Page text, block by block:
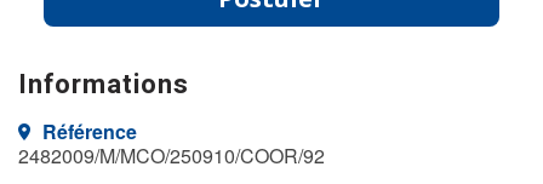
Informations
Référence
2482009/M/MCO/250910/COOR/92